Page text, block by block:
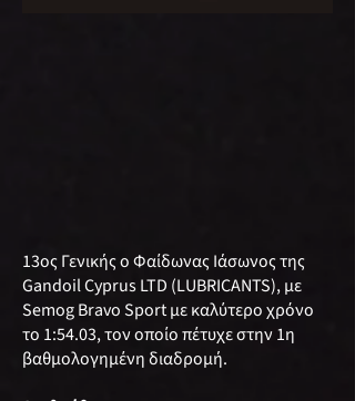
13ος Γενικής ο Φαίδωνας Ιάσωνος της
Gandoil Cyprus LTD (LUBRICANTS), με
Semog Bravo Sport με καλύτερο χρόνο
το 1:54.03, τον οποίο πέτυχε στην 1η
βαθμολογημένη διαδρομή.